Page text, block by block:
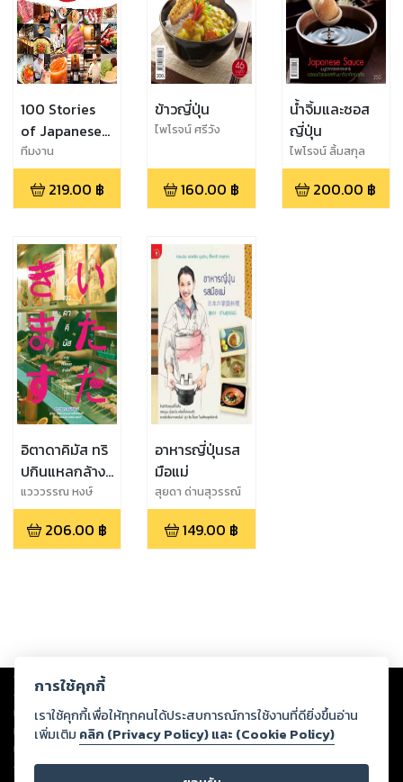
100 Stories
of Japanese
Cuisine
ทีมงาน
EDTguide.com
219.00 ฿
ข้าวญี่ปุ่น
ไพโรจน์ ศรีวัง
160.00 ฿
น้ำจิ้มและซอส
ญี่ปุ่น
ไพโรจน์ ลิ้มสกุล
200.00 ฿
อิตาดาคิมัส ทริ
ปกินแหลกล้าง
โลก
แวววรรณ หงษ์
วิวัฒน์
206.00 ฿
อาหารญี่ปุ่นรส
มือแม่
สุยดา ด่านสุวรรณ์
149.00 ฿
Copyright © 2026
ต่อผลงานหรือเนื้อหาใดที่อัปโหลดผ่านเว็บไซต์และปรากฏว่าละเมิดสิทธิใน
ทรัพย์สินทางปัญญาของบุคคลอื่นหรือขัดต่อกฎหมายและศีลธรรม ดังนั้น ผู้อ่าน
ทุกท่านโปรดใช้วิจารณญาณในการกลั่นกรองด้วยตนเอง และหากท่านพบว่าส่วน
หนึ่งส่วนใดขัดต่อกฎหมายและศีลธรรม กรุณาแจ้งมายังบริษัท เพื่อทีมงานจะได้
ดำเนินการในทันที ทั้งนี้ ทางสตอรี่ล็อกขอสงวนลิขสิทธิ์ตามพระราชบัญญัติ
การใช้คุกกี้
เราใช้คุกกี้เพื่อให้ทุกคนได้ประสบการณ์การใช้งานที่ดียิ่งขึ้นอ่าน
เพิ่มเติม คลิก (Privacy Policy) และ (Cookie Policy)